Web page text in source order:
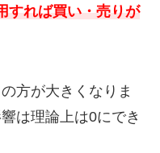
すれば買い・売りが
方が大きくなりま
は理論上は0にでき